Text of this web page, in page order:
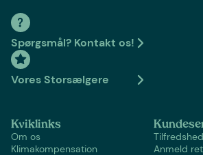
Spørgsmål? Kontakt os!
Vores Storsælgere
Kviklinks
Om os
Klimakompensation
Anmeld